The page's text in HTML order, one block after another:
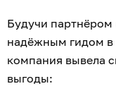
Будучи
надёжным гидом в
компания вывела
выгоды: